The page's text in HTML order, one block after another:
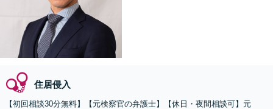
住居侵入
【初回相談30分無料】【元検察官の弁護士】【休日・夜間相談可】元